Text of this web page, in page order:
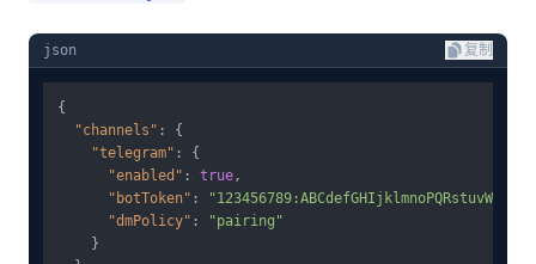
json 复制
{
"channels" :
{
"telegram" :
{
"enabled" : true,
"botToken" : "123456789:ABCdefGHIjklmnoPQRstuvWXYZ"
"dmPolicy" :
"pairing"
}